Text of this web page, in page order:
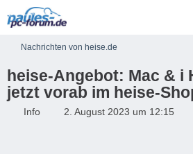
Nachrichten von heise.de
heise-Angebot: Mac & i
jetzt vorab im heise-
Info 2. August 2023 um 12:15